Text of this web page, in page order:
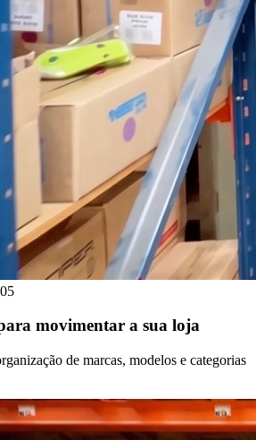
05
movimentar a sua loja
de marcas, modelos e categorias